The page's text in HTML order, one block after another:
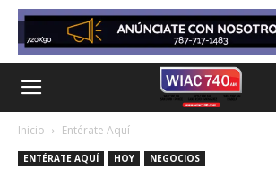
Inicio Entérate Aquí
ENTÉRATE AQUÍ HOY NEGOCIOS